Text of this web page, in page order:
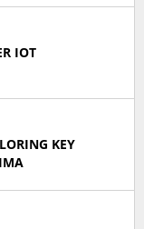
IOT
KEY